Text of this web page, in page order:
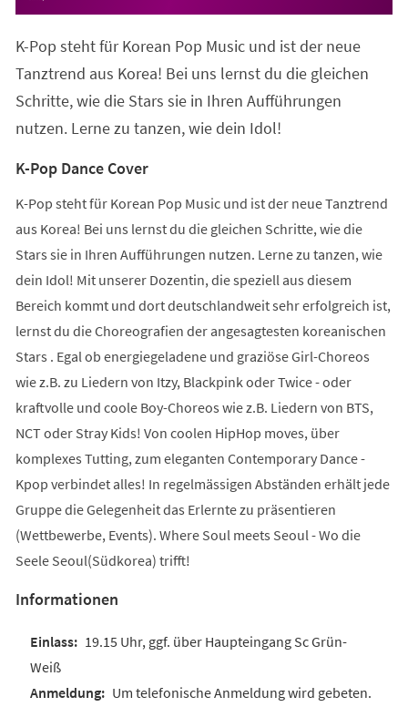
K-Pop steht für Korean Pop Music und ist der neue
Tanztrend aus Korea! Bei uns lernst du die gleichen
Schritte, wie die Stars sie in Ihren Aufführungen
nutzen. Lerne zu tanzen, wie dein Idol!
K-Pop Dance Cover
K-Pop steht für Korean Pop Music und ist der neue Tanztrend
aus Korea! Bei uns lernst du die gleichen Schritte, wie die
Stars sie in Ihren Aufführungen nutzen. Lerne zu tanzen, wie
dein Idol! Mit unserer Dozentin, die speziell aus diesem
Bereich kommt und dort deutschlandweit sehr erfolgreich ist,
lernst du die Choreografien der angesagtesten koreanischen
Stars . Egal ob energiegeladene und graziöse Girl-Choreos
wie z.B. zu Liedern von Itzy, Blackpink oder Twice - oder
kraftvolle und coole Boy-Choreos wie z.B. Liedern von BTS,
NCT oder Stray Kids! Von coolen HipHop moves, über
komplexes Tutting, zum eleganten Contemporary Dance -
Kpop verbindet alles! In regelmässigen Abständen erhält jede
Gruppe die Gelegenheit das Erlernte zu präsentieren
(Wettbewerbe, Events). Where Soul meets Seoul - Wo die
Seele Seoul(Südkorea) trifft!
Informationen
19.15 Uhr, ggf. über Haupteingang Sc Grün-
Weiß
Um telefonische Anmeldung wird gebeten.